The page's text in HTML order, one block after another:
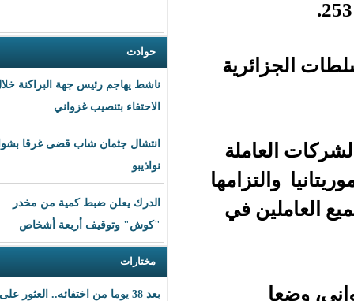
ناشط يهاجم رئيس جهة البراكنة خلال
الاحتفاء بتنصيب غزواني
انتشال جثمان شاب قضى غرقا بشواطئ
الدرك يعلن ضبط كمية من مخدر
"كوش" وتوقيف أربعة أشخاص
بعد 38 يوما من اختفائه.. العثور على
في